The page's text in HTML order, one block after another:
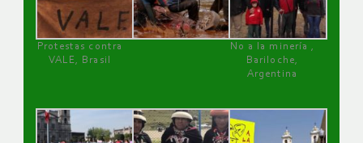
Protestas contra
VALE, Brasil
No a la minería ,
Bariloche,
Argentina